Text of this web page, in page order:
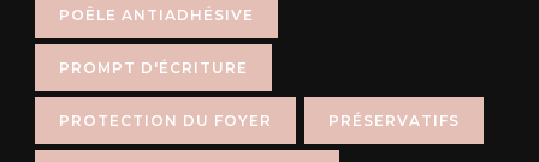
POÊLE ANTIADHÉSIVE
PROMPT D'ÉCRITURE
PROTECTION DU FOYER PRÉSERVATIFS